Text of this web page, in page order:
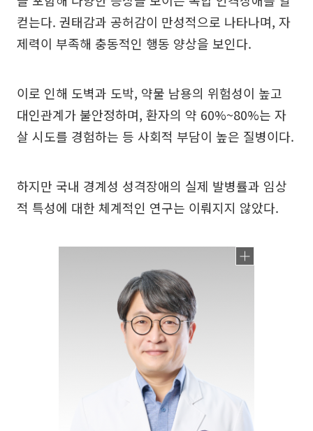
컫는다. 권태감과 공허감이 만성적으로 나타나며, 자
제력이 부족해 충동적인 행동 양상을 보인다.
이로 인해 도벽과 도박, 약물 남용의 위험성이 높고
대인관계가 불안정하며, 환자의 약 60%~80%는 자
살 시도를 경험하는 등 사회적 부담이 높은 질병이다.
하지만 국내 경계성 성격장애의 실제 발병률과 임상
적 특성에 대한 체계적인 연구는 이뤄지지 않았다.